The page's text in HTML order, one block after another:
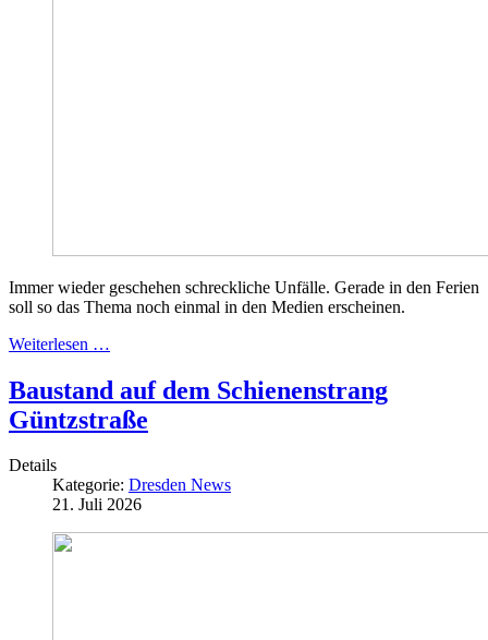
Immer wieder geschehen schreckliche Unfälle. Gerade in den Ferien
soll so das Thema noch einmal in den Medien erscheinen.
Weiterlesen …
Baustand auf dem Schienenstrang
Güntzstraße
Details
Kategorie: Dresden News
21. Juli 2026